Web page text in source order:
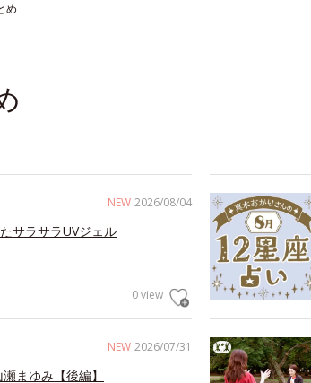
め
NEW 2026/08/04
サラサラUVジェル
0 view
NEW 2026/07/31
まゆみ【後編】